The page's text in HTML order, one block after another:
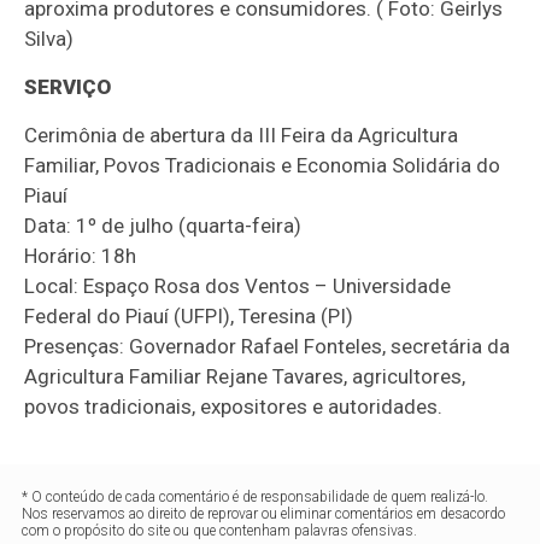
aproxima produtores e consumidores. ( Foto: Geirlys
Silva)
SERVIÇO
Cerimônia de abertura da III Feira da Agricultura
Familiar, Povos Tradicionais e Economia Solidária do
Piauí
Data: 1º de julho (quarta-feira)
Horário: 18h
Local: Espaço Rosa dos Ventos – Universidade
Federal do Piauí (UFPI), Teresina (PI)
Presenças: Governador Rafael Fonteles, secretária da
Agricultura Familiar Rejane Tavares, agricultores,
povos tradicionais, expositores e autoridades.
* O conteúdo de cada comentário é de responsabilidade de quem realizá-lo.
Nos reservamos ao direito de reprovar ou eliminar comentários em desacordo
com o propósito do site ou que contenham palavras ofensivas.